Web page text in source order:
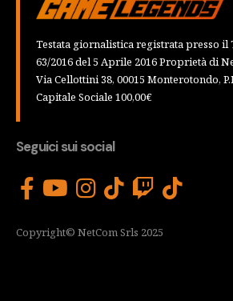
Testata giornalistica registrata presso il
63/2016 del 5 Aprile 2016 Proprietà di
Via Cellottini 38, 00015 Monterotondo,
Capitale Sociale 100,00€
Seguici sui social
Copyright© NetCom Srls 2025